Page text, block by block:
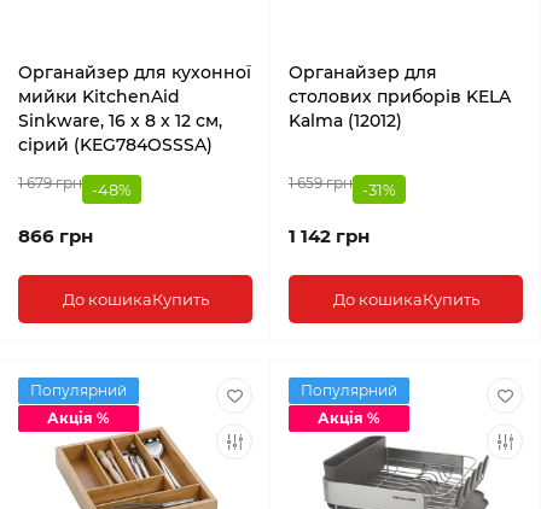
Органайзер для кухонної
мийки KitchenAid
Sinkware, 16 х 8 х 12 см,
сірий (KEG784OSSSA)
1 679 грн -48%
866 грн
До кошикаКупить
Органайзер для
столових приборів KELA
Kalma (12012)
1 659 грн -31%
1 142 грн
До кошикаКупить
Популярний
Акція %
Популярний
Акція %